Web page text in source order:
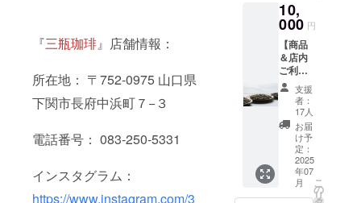
『三瓶珈琲』店舗情報：
所在地： 〒752-0975 山口県
下関市長府中浜町７−３
電話番号： 083-250-5331
インスタグラム：
https://www.instagram.com/3
表示は
商品到
着時に
ご確認
くださ
い】
2025年
8月のご
支援金
確認後
に随時
発送い
たしま
す。
コー
ヒー豆
（粉）
４００
ｇ 消
費期限
はコー
ヒーは
ありま
せん
が、当
店では
焙煎後
約3か月
以内を
10,
000 円
【商品
＆店内
ご利用
チケッ
ト】 店
内でも
商品お
買い求
めでも
ご利用
頂ける
チケッ
ト
支援
者：
17人
お届
け予
定：
2025
年07
月
こ
の
リ